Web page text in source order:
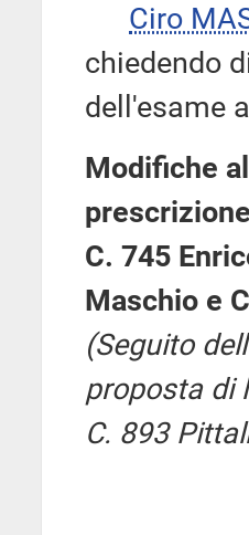
Ciro
chiedendo
dell'esame
Modifiche
C. 745
Maschio e
(Seguito
proposta di
C. 893